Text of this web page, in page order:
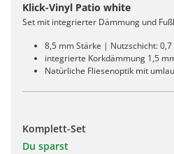
Klick-Vinyl Patio white
Set mit integrierter Dämmung und
8,5 mm Stärke | Nutzschicht:
integrierte Korkdämmung 1,5
Natürliche Fliesenoptik mit
Komplett-Set
Du sparst